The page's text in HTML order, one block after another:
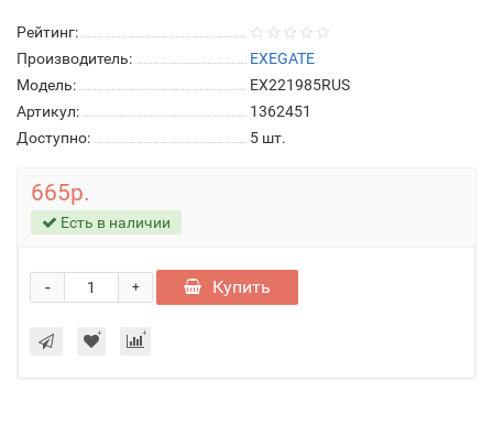
Рейтинг:
Производитель:
EXEGATE
Модель:
EX221985RUS
Артикул:
1362451
Доступно:
5 шт.
665р.
Есть в наличии
+
- Купить